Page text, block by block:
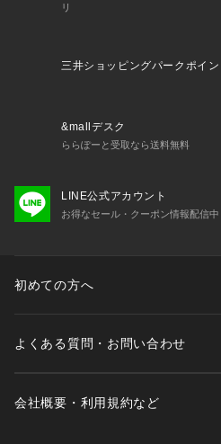
・取り外し可能パッド付属（片カ
・64660 ブラジャー（B・C）
・64661 ブラジャー（D・E・F）
・74660 ノーマルショーツ
・74661 レースショーツ
・14660 スリップ
・04669 ガーターベルト
※照明の関係により、実際よりも色
リ
三井ショッピングパークポイン
&mallデスク
ららぽーと受取なら送料無料
LINE公式アカウント
お得なセール・クーポン情報配信中
初めての方へ
よくある質問・お問い合わせ
会社概要・利用規約など